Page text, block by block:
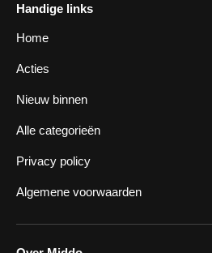
Handige links
Home
Acties
Nieuw binnen
Alle categorieën
Privacy policy
Algemene voorwaarden